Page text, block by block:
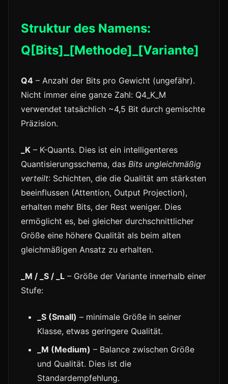
Struktur des Namens:
Q[Bits]_[Methode]_[Variante]
Q4 – Anzahl der Bits pro Gewicht (ungefähr).
Nicht immer eine ganze Zahl: Q4_K_M
verwendet tatsächlich ~4,5 Bit durch gemischte
Präzision.
_K – K-Quants. Dies ist ein intelligenteres
Quantisierungsschema, das Bits ungleichmäßig
verteilt: Schichten, die die Qualität am stärksten
beeinflussen (Attention, Output Projection),
erhalten mehr Bits, der Rest weniger. Dies
ermöglicht es, bei gleicher durchschnittlicher
Größe eine höhere Qualität als beim alten
gleichmäßigen Ansatz zu erhalten.
_M / _S / _L – Größe der Variante innerhalb einer
Stufe:
_S (Small) – minimale Größe in seiner
Klasse, etwas geringere Qualität.
_M (Medium) – Balance zwischen Größe
und Qualität. Dies ist die
Standardempfehlung.